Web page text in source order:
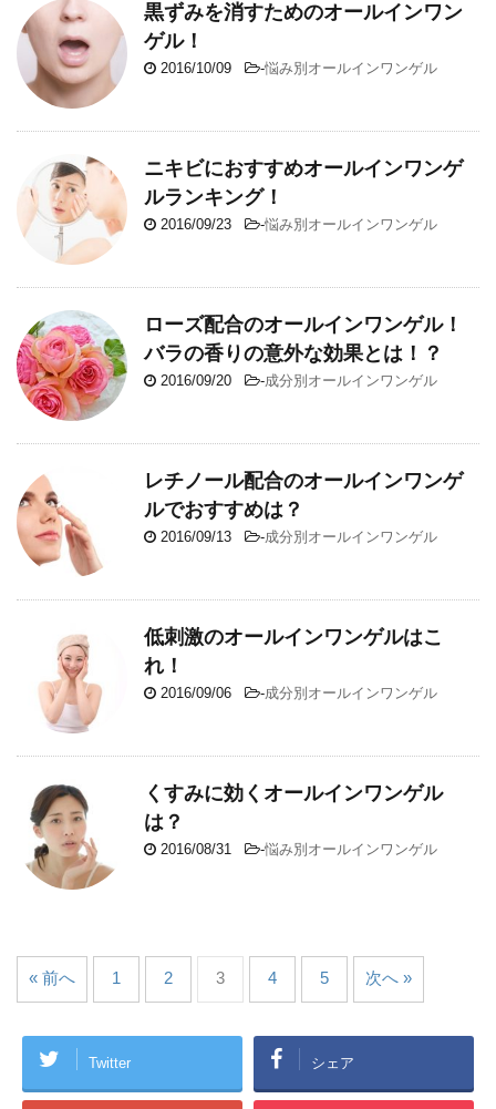
黒ずみを消すためのオールインワン
ゲル！
2016/10/09 -悩み別オールインワンゲル
ニキビにおすすめオールインワンゲ
ルランキング！
2016/09/23 -悩み別オールインワンゲル
ローズ配合のオールインワンゲル！
バラの香りの意外な効果とは！？
2016/09/20 -成分別オールインワンゲル
レチノール配合のオールインワンゲ
ルでおすすめは？
2016/09/13 -成分別オールインワンゲル
低刺激のオールインワンゲルはこ
れ！
2016/09/06 -成分別オールインワンゲル
くすみに効くオールインワンゲル
は？
2016/08/31 -悩み別オールインワンゲル
« 前へ 1 2 3 4 5 次へ »
Twitter シェア